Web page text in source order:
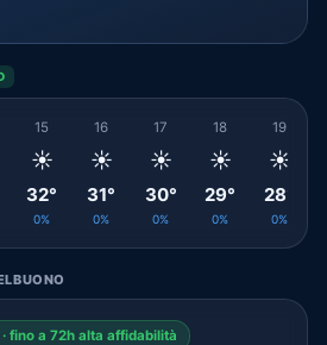
15
☀️
32°
0%
16
☀️
31°
0%
17
☀️
30°
0%
18
☀️
29°
0%
19
☀️
28°
0%
fino a 72h alta affidabilità